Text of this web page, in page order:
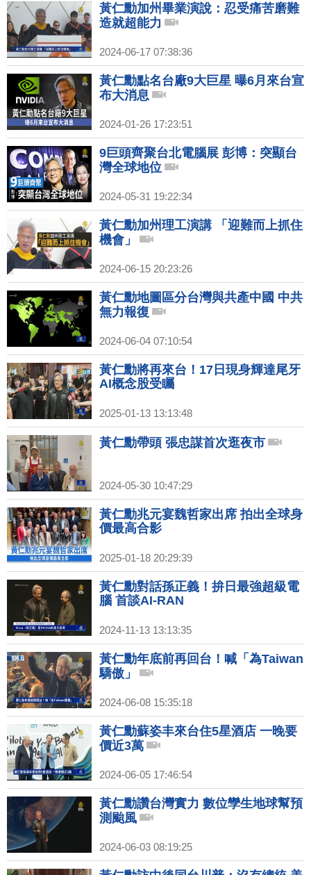
黃仁勳加州畢業演說：忍受痛苦磨難
造就超能力
2024-06-17 07:38:36
黃仁勳點名台廠9大巨星 曝6月來台宣
布大消息
2024-01-26 17:23:51
9巨頭齊聚台北電腦展 彭博：突顯台
灣全球地位
2024-05-31 19:22:34
黃仁勳加州理工演講 「迎難而上抓住
機會」
2024-06-15 20:23:26
黃仁勳地圖區分台灣與共產中國 中共
無力報復
2024-06-04 07:10:54
黃仁勳將再來台！17日現身輝達尾牙
AI概念股受矚
2025-01-13 13:13:48
黃仁勳帶頭 張忠謀首次逛夜市
2024-05-30 10:47:29
黃仁勳兆元宴魏哲家出席 拍出全球身
價最高合影
2025-01-18 20:29:39
黃仁勳對話孫正義！拚日最強超級電
腦 首談AI-RAN
2024-11-13 13:13:35
黃仁勳年底前再回台！喊「為Taiwan
驕傲」
2024-06-08 15:35:18
黃仁勳蘇姿丰來台住5星酒店 一晚要
價近3萬
2024-06-05 17:46:54
黃仁勳讚台灣實力 數位孿生地球幫預
測颱風
2024-06-03 08:19:25